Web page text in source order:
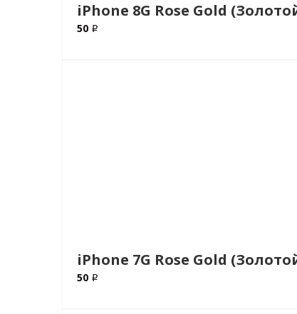
iPhone 8G Rose Gold
50 ₽
iPhone 7G Rose Gold
50 ₽